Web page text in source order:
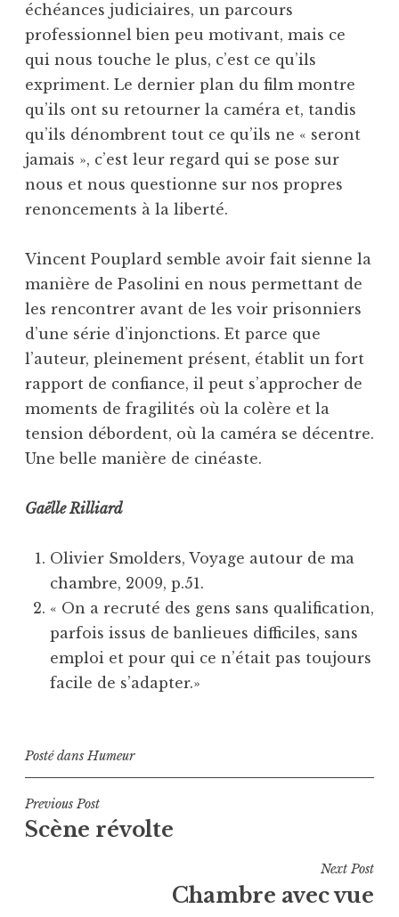
échéances judiciaires, un parcours
professionnel bien peu motivant, mais ce
qui nous touche le plus, c’est ce qu’ils
expriment. Le dernier plan du film montre
qu’ils ont su retourner la caméra et, tandis
qu’ils dénombrent tout ce qu’ils ne « seront
jamais », c’est leur regard qui se pose sur
nous et nous questionne sur nos propres
renoncements à la liberté.
Vincent Pouplard semble avoir fait sienne la
manière de Pasolini en nous permettant de
les rencontrer avant de les voir prisonniers
d’une série d’injonctions. Et parce que
l’auteur, pleinement présent, établit un fort
rapport de confiance, il peut s’approcher de
moments de fragilités où la colère et la
tension débordent, où la caméra se décentre.
Une belle manière de cinéaste.
Gaëlle Rilliard
Olivier Smolders, Voyage autour de ma
chambre, 2009, p.51.
« On a recruté des gens sans qualification,
parfois issus de banlieues difficiles, sans
emploi et pour qui ce n’était pas toujours
facile de s’adapter.»
Posté dansHumeur
Navigation
de
Previous Post
Scène révolte
Next Post
Chambre avec vue